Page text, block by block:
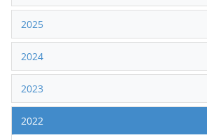
2025
2024
2023
2022